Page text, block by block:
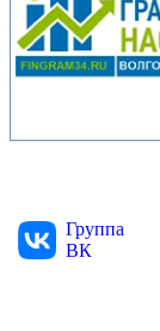
Группа
ВК